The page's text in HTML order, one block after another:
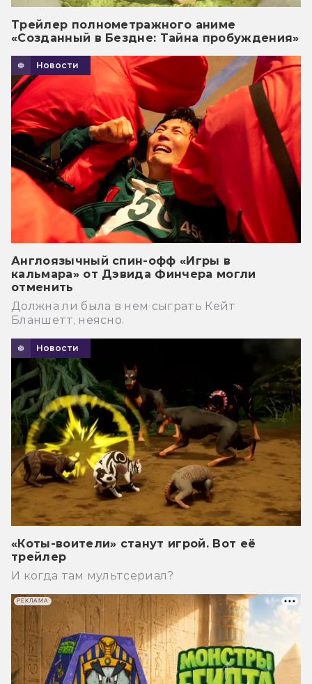
Трейлер полнометражного аниме
«Созданный в Бездне: Тайна пробуждения»
Новости
Англоязычный спин-офф «Игры в
кальмара» от Дэвида Финчера могли
отменить
Должна ли была в нем сыграть Кейт
Бланшетт, неясно.
Новости
«Коты-воители» станут игрой. Вот её
трейлер
И когда там мультсериал?
РЕКЛАМА